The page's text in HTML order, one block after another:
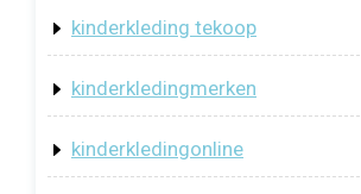
kinderkleding tekoop
kinderkledingmerken
kinderkledingonline